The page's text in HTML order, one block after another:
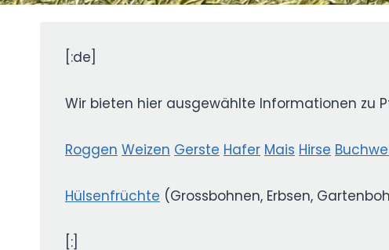
[:de]
Wir bieten hier ausgewählte Informationen zu
Roggen Weizen Gerste Hafer Mais Hirse
Hülsenfrüchte (Grossbohnen, Erbsen,
[:]